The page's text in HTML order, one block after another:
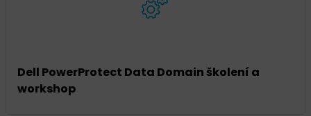
Dell PowerProtect Data Domain školení a
workshop